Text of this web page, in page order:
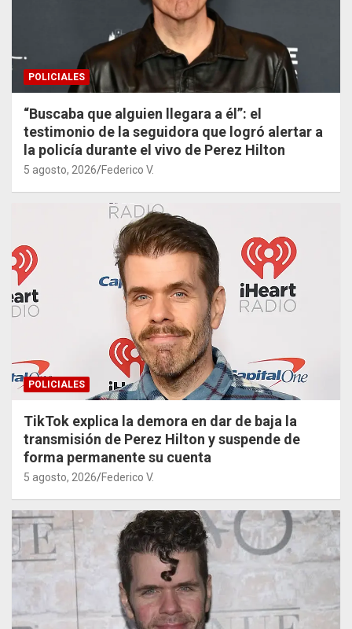
POLICIALES
“Buscaba que alguien llegara a él”: el
testimonio de la seguidora que logró alertar a
la policía durante el vivo de Perez Hilton
5 agosto, 2026 Federico V.
POLICIALES
TikTok explica la demora en dar de baja la
transmisión de Perez Hilton y suspende de
forma permanente su cuenta
5 agosto, 2026 Federico V.